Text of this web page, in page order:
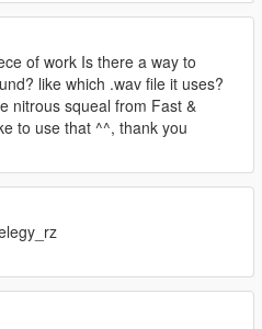
TO UPLOAD THIS FILE ON
add them, Include mod link!
a link to my YouTube
c/tgi_justin
of work Is there a way to
like which .wav file it uses?
nitrous squeal from Fast &
to use that ^^, thank you